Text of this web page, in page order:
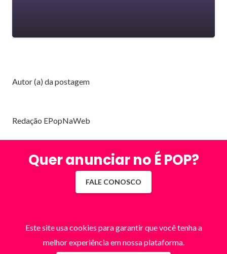
Autor (a) da postagem
Redação EPopNaWeb
Quer anunciar no É POP?
FALE CONOSCO
Este site usa cookies para garantir que você tenha a
melhor experiência em nossa plataforma.